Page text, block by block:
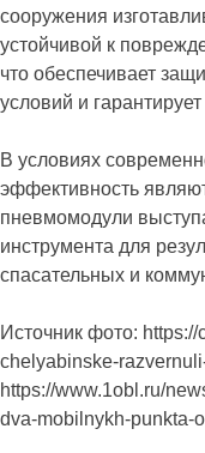
сооружения
устойчивой к
что обеспечивает
условий и
В условиях
эффективность
пневмомодули
инструмента для
спасательных и
Источник фото:
chelyabinske-
https://www.1obl.ru/
dva-mobilnykh-punkta-